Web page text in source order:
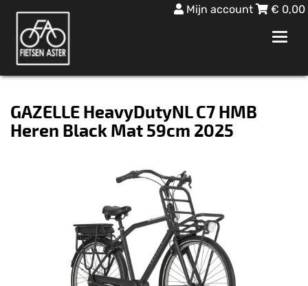
Mijn account € 0,00
GAZELLE HeavyDutyNL C7 HMB
Heren Black Mat 59cm 2025